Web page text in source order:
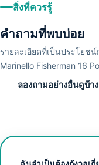
สิ่งที่ควรรู้
คำถามที่พบบ่อย
รายละเอียดที่เป็นประโยช
Marinello Fisherman 16
ลองถามอย่างอื่นดูบ้าง